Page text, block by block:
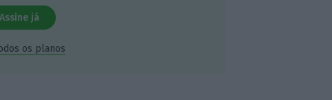
Assine já
os planos